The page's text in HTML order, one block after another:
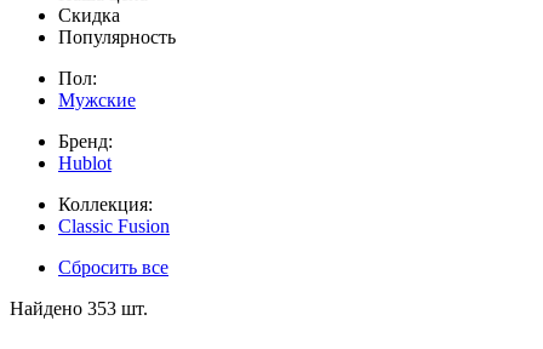
Скидка
Популярность
Пол:
Мужские
Бренд:
Hublot
Коллекция:
Classic Fusion
Сбросить все
Найдено 353 шт.